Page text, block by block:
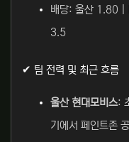
배당: 울산 1.80
3.5
✔ 팀 전력 및 최근 흐름
울산 현대모비스:
기에서 페인트존